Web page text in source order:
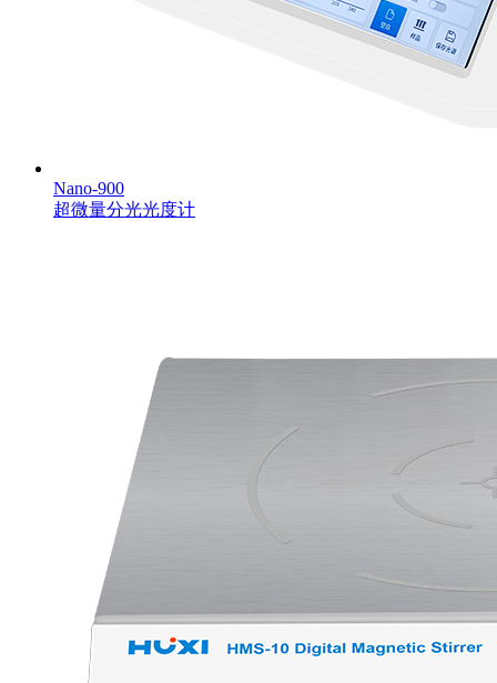
Nano-900
超微量分光光度计